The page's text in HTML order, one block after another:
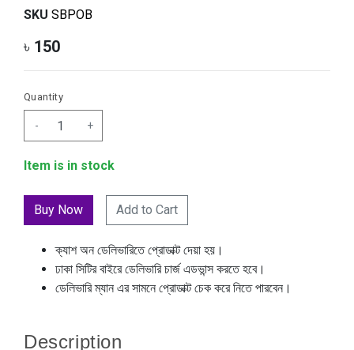
SKU SBPOB
৳ 150
Quantity
- +
Item is in stock
Add to Cart
ক্যাশ অন ডেলিভারিতে প্রোডাক্ট দেয়া হয়।
ঢাকা সিটির বাইরে ডেলিভারি চার্জ এডভান্স করতে হবে।
ডেলিভারি ম্যান এর সামনে প্রোডাক্ট চেক করে নিতে পারবেন।
Description